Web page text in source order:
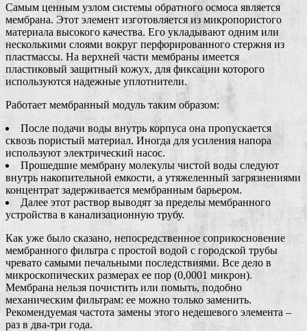
Самым ценным узлом системы обратного осмоса является
мембрана. Этот элемент изготовляется из микропористого
материала высокого качества. Его укладывают одним или
несколькими слоями вокруг перфорированного стержня из
пластмассы. На верхней части мембраны имеется
пластиковый защитный кожух, для фиксации которого
используются надежные уплотнители.
Работает мембранный модуль таким образом:
После подачи воды внутрь корпуса она пропускается
сквозь пористый материал. Иногда для усиления напора
используют электрический насос.
Прошедшие мембрану молекулы чистой воды следуют
внутрь накопительной емкости, а утяжеленный загрязнениями
концентрат задерживается мембранным барьером.
Далее этот раствор выводят за пределы мембранного
устройства в канализационную трубу.
Как уже было сказано, непосредственное соприкосновение
мембранного фильтра с простой водой с городской трубы
чревато самыми печальными последствиями. Все дело в
микроскопических размерах ее пор (0,0001 микрон).
Мембрана нельзя почистить или помыть, подобно
механическим фильтрам: ее можно только заменить.
Рекомендуемая частота замены этого недешевого элемента –
раз в два-три года.